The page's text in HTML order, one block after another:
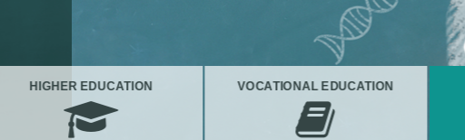
HIGHER EDUCATION VOCATIONAL EDUCATION